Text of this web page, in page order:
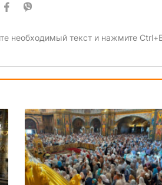
необходимый текст и нажмите